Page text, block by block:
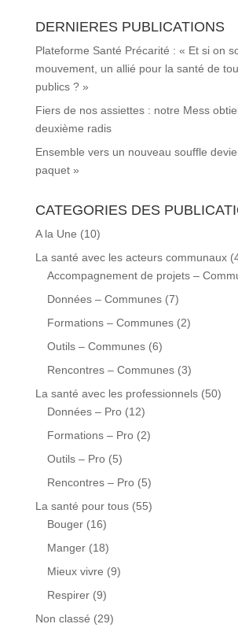
DERNIERES PUBLICATIONS
Plateforme Santé Précarité : « Et si on
mouvement, un allié pour la santé de
publics ? »
Fiers de nos assiettes : notre Mess
deuxième radis
Ensemble vers un nouveau souffle
paquet »
CATEGORIES DES
A la Une (10)
La santé avec les acteurs communaux
Accompagnement de projets –
Données – Communes(7)
Formations – Communes(2)
Outils – Communes(6)
Rencontres – Communes(3)
La santé avec les professionnels(50)
Données – Pro(12)
Formations – Pro(2)
Outils – Pro(5)
Rencontres – Pro(5)
La santé pour tous(55)
Bouger(16)
Manger(18)
Mieux vivre (9)
Respirer(9)
Non classé (29)